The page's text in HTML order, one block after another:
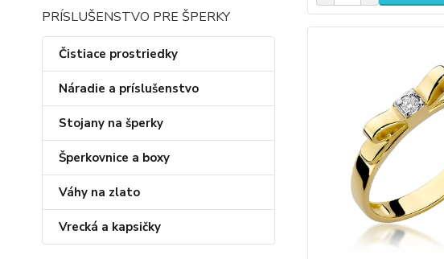
PRÍSLUŠENSTVO PRE ŠPERKY
Čistiace prostriedky
Náradie a príslušenstvo
Stojany na šperky
Šperkovnice a boxy
Váhy na zlato
Vrecká a kapsičky